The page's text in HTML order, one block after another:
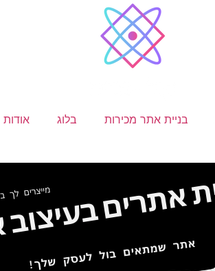
בניית אתר מכירות בלוג אודות